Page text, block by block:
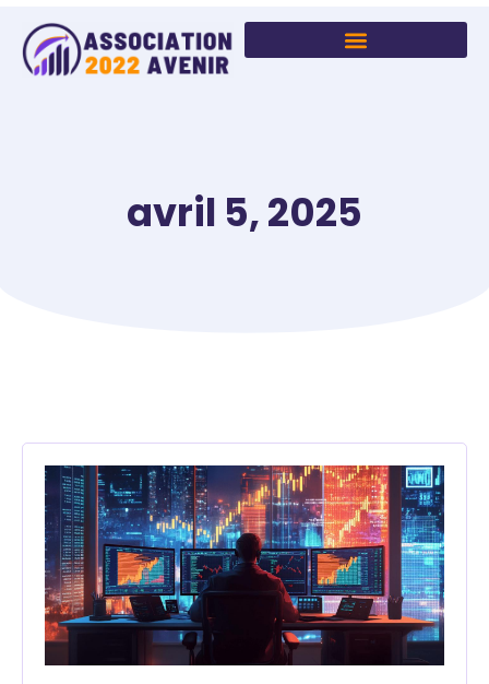
avril 5, 2025